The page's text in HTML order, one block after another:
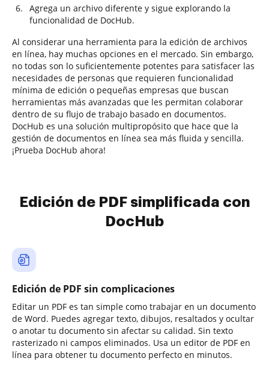
Agrega un archivo diferente y sigue explorando la
funcionalidad de DocHub.
Al considerar una herramienta para la edición de archivos
en línea, hay muchas opciones en el mercado. Sin embargo,
no todas son lo suficientemente potentes para satisfacer las
necesidades de personas que requieren funcionalidad
mínima de edición o pequeñas empresas que buscan
herramientas más avanzadas que les permitan colaborar
dentro de su flujo de trabajo basado en documentos.
DocHub es una solución multipropósito que hace que la
gestión de documentos en línea sea más fluida y sencilla.
¡Prueba DocHub ahora!
Edición de PDF simplificada con
DocHub
Edición de PDF sin complicaciones
Editar un PDF es tan simple como trabajar en un documento
de Word. Puedes agregar texto, dibujos, resaltados y ocultar
o anotar tu documento sin afectar su calidad. Sin texto
rasterizado ni campos eliminados. Usa un editor de PDF en
línea para obtener tu documento perfecto en minutos.